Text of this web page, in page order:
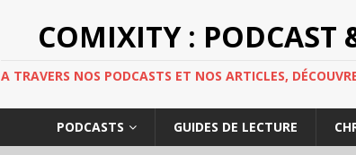
COMIXITY : PODCAST
A TRAVERS NOS PODCASTS ET NOS ARTICLES,
PODCASTS GUIDES DE LECTURE